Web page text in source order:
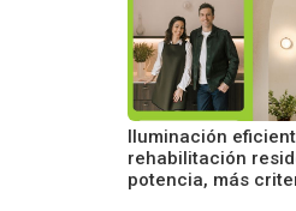
Iluminación
rehabilitación
potencia, más